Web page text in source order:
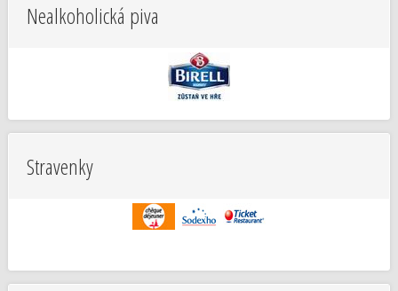
Nealkoholická piva
Stravenky